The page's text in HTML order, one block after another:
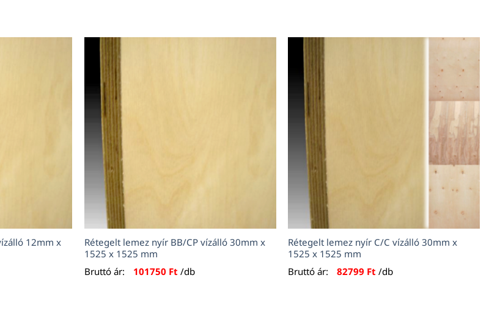
12mm x
Rétegelt lemez nyír BB/CP vízálló 30mm x
1525 x 1525 mm
Bruttó ár:
101750 Ft /db
Rétegelt lemez nyír C/C vízálló 30mm x
1525 x 1525 mm
Bruttó ár:
82799 Ft /db